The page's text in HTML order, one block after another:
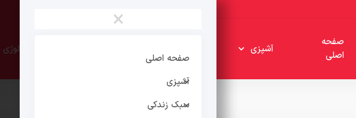
صفحه
اصلی
آشپزی تکنولوژی
×
صفحه اصلی
آشپزی
سبک زندکی